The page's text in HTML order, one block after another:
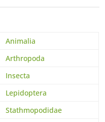
Animalia
Arthropoda
Insecta
Lepidoptera
Stathmopodidae